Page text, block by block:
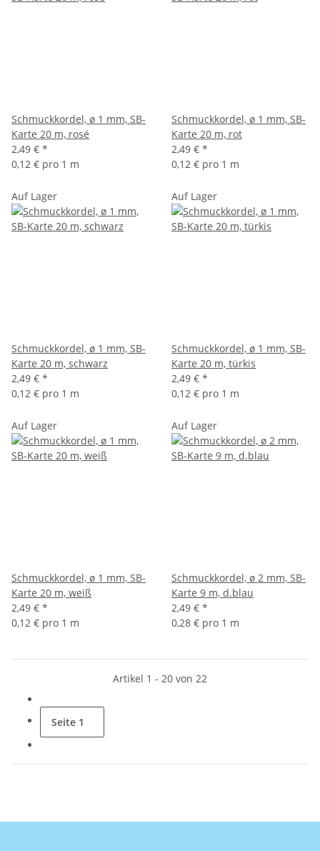
Schmuckkordel, ø 1 mm, SB-
Karte 20 m, rosé
2,49 € *
0,12 € pro 1 m
Schmuckkordel, ø 1 mm, SB-
Karte 20 m, rot
2,49 € *
0,12 € pro 1 m
Auf Lager
Schmuckkordel, ø 1 mm, SB-
Karte 20 m, schwarz
2,49 € *
0,12 € pro 1 m
Auf Lager
Schmuckkordel, ø 1 mm, SB-
Karte 20 m, türkis
2,49 € *
0,12 € pro 1 m
Auf Lager
Schmuckkordel, ø 1 mm, SB-
Karte 20 m, weiß
2,49 € *
0,12 € pro 1 m
Auf Lager
Schmuckkordel, ø 2 mm, SB-
Karte 9 m, d.blau
2,49 € *
0,28 € pro 1 m
Artikel 1 - 20 von 22
Seite 1